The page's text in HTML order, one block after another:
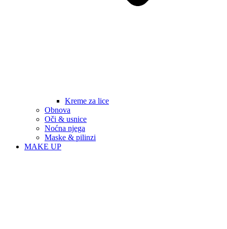
Kreme za lice
Obnova
Oči & usnice
Noćna njega
Maske & pilinzi
MAKE UP